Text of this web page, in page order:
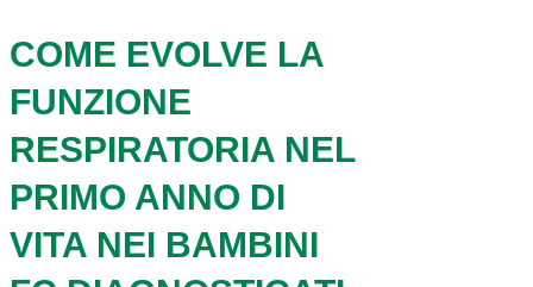
COME EVOLVE LA
FUNZIONE
RESPIRATORIA NEL
PRIMO ANNO DI
VITA NEI BAMBINI